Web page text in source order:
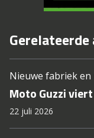
Nieuwe fabriek
Moto Guzzi
22 juli 2026